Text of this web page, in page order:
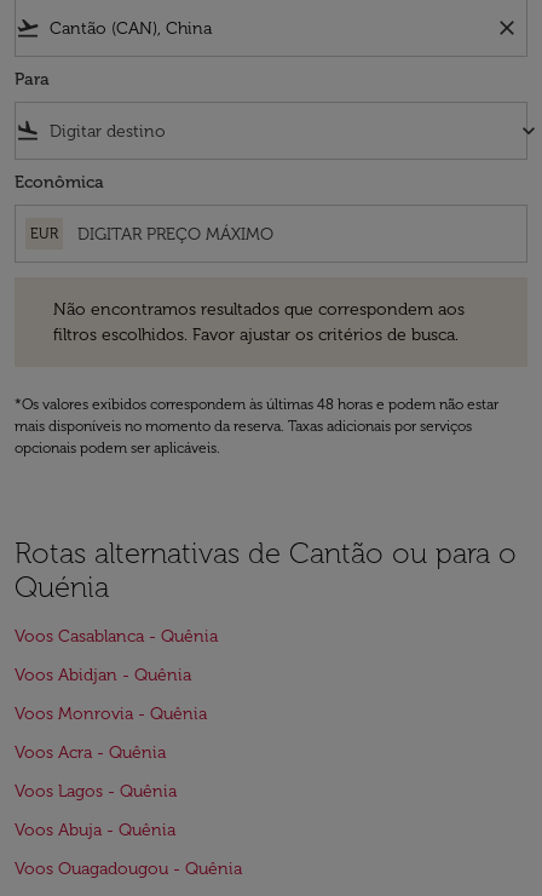
flight_takeoff close
Para
flight_land keyboard_arrow_down
Econômica
EUR
Não encontramos resultados que correspondem aos
filtros escolhidos. Favor ajustar os critérios de busca.
*Os valores exibidos correspondem às últimas 48 horas e podem não estar
mais disponíveis no momento da reserva. Taxas adicionais por serviços
opcionais podem ser aplicáveis.
Rotas alternativas de Cantão ou para o
Quénia
Voos Casablanca - Quênia
Voos Abidjan - Quênia
Voos Monrovia - Quênia
Voos Acra - Quênia
Voos Lagos - Quênia
Voos Abuja - Quênia
Voos Ouagadougou - Quênia